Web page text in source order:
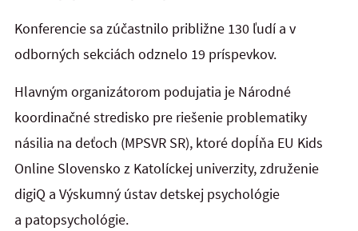
Konferencie sa zúčastnilo približne 130 ľudí a v
odborných sekciách odznelo 19 príspevkov.
Hlavným organizátorom podujatia je Národné
koordinačné stredisko pre riešenie problematiky
násilia na deťoch (MPSVR SR), ktoré dopĺňa EU Kids
Online Slovensko z Katolíckej univerzity, združenie
digiQ a Výskumný ústav detskej psychológie
a patopsychológie.